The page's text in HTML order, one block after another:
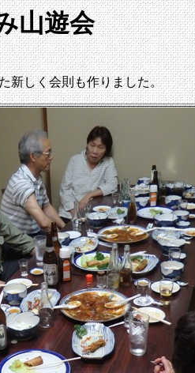
山遊会
新しく会則も作りました。